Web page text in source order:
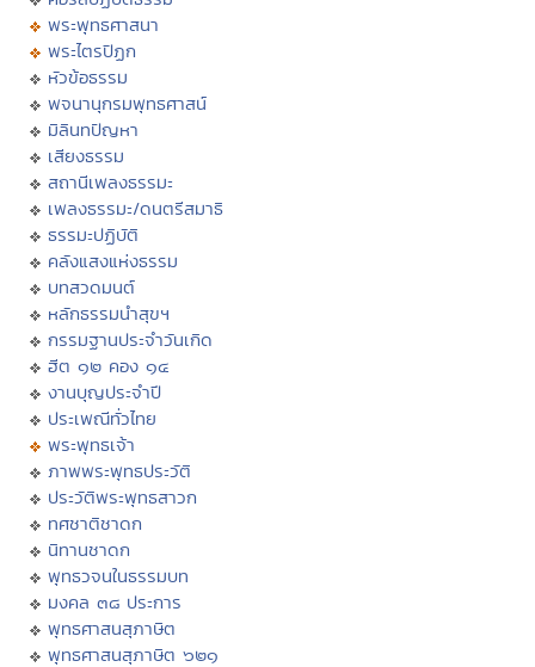
พระพุทธศาสนา
พระไตรปิฏก
หัวข้อธรรม
พจนานุกรมพุทธศาสน์
มิลินทปัญหา
เสียงธรรม
สถานีเพลงธรรมะ
เพลงธรรมะ/ดนตรีสมาธิ
ธรรมะปฏิบัติ
คลังแสงแห่งธรรม
บทสวดมนต์
หลักธรรมนำสุขฯ
กรรมฐานประจำวันเกิด
ฮีต ๑๒ คอง ๑๔
งานบุญประจำปี
ประเพณีทั่วไทย
พระพุทธเจ้า
ภาพพระพุทธประวัติ
ประวัติพระพุทธสาวก
ทศชาติชาดก
นิทานชาดก
พุทธวจนในธรรมบท
มงคล ๓๘ ประการ
พุทธศาสนสุภาษิต
พุทธศาสนสุภาษิต ๖๒๑